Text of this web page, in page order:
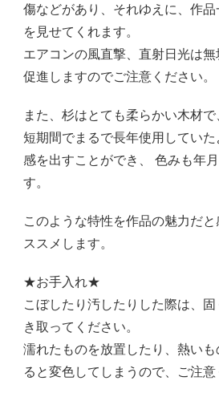
傷などがあり、それゆえに、作
を見せてくれます。
エアコンの風直撃、直射日光は
促進しますのでご注意ください。
また、杉はとても柔らかい木材で
短期間でまるで長年使用してい
感を出すことができ、 色みも年
す。
このような特性を作品の魅力だ
ススメします。
★お手入れ★
こぼしたり汚したりした際は、
き取ってください。
濡れたものを放置したり、熱い
ると変色してしまうので、ご注意